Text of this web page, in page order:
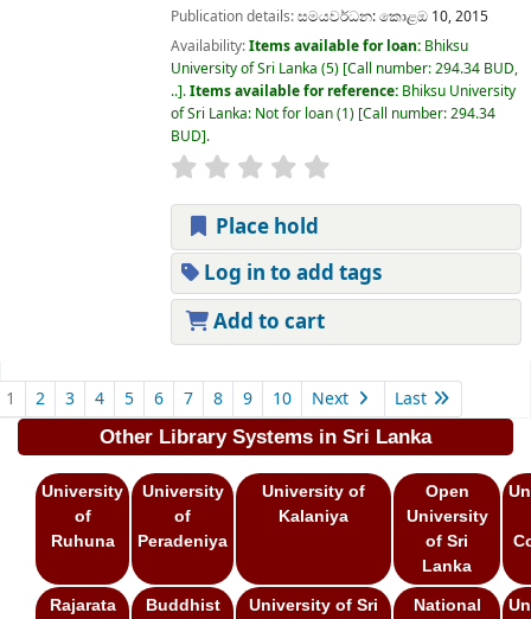
Publication details:සමයවර්ධන:කොළඔ 10,2015
Availability:Items available for loan: Bhiksu
University of Sri Lanka (5) Call number:294.34 BUD,
.. .Items available for reference: Bhiksu University
of Sri Lanka: Not for loan(1) Call number:294.34
BUD .
Place hold
Log in to add tags
Add to cart
1 2 3 4 5 6 7 8 9 10 Next Last
Other Library Systems in Sri Lanka
University
of
Ruhuna
University
of
Peradeniya
University of
Kalaniya
Open
University
of Sri
Lanka
Rajarata
Buddhist
University of Sri
National